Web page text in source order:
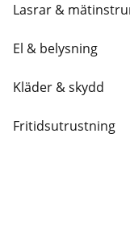
Lasrar &
El & belysning
Kläder & skydd
Fritidsutrustning